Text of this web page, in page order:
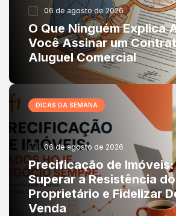
06 de agosto de 2026
O Que Ninguém Explica
Você Assinar um
Aluguel Comercial
DICAS DA SEMANA
06 de agosto de 2026
Precificação de Imóveis:
Superar a Resistência do
Proprietário e Fidelizar
Venda